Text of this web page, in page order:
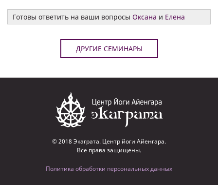
Готовы ответить на ваши вопросы Оксана и Елена
ДРУГИЕ СЕМИНАРЫ
© 2018 Экаграта. Центр йоги Айенгара.
Все права защищены.
Политика обработки персональных данных